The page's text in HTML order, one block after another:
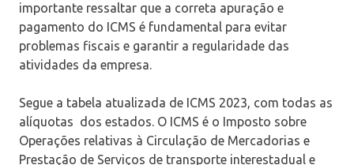
importante ressaltar que a correta apuração e
pagamento do ICMS é fundamental para evitar
problemas fiscais e garantir a regularidade das
atividades da empresa.
Segue a tabela atualizada de ICMS 2023, com todas as
alíquotas dos estados. O ICMS é o Imposto sobre
Operações relativas à Circulação de Mercadorias e
Prestação de Serviços de transporte interestadual e